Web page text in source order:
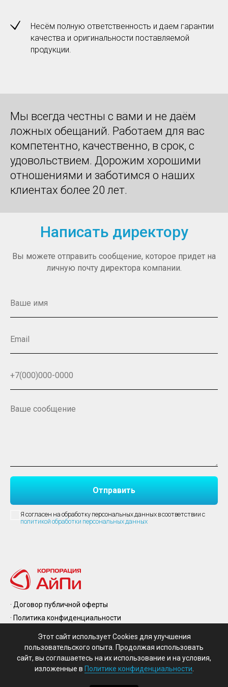
Несём полную ответственность и даем гарантии
качества и оригинальности поставляемой
продукции.
Мы всегда честны с вами и не даём
ложных обещаний. Работаем для вас
компетентно, качественно, в срок, с
удовольствием. Дорожим хорошими
отношениями и заботимся о наших
клиентах более 20 лет.
Написать директору
Вы можете отправить сообщение, которое придет на
личную почту директора компании.
Я согласен на обработку персональных данных в соответствии с
политикой обработки персональных данных
Отправить
Этот сайт использует Cookies для улучшения
пользовательского опыта. Продолжая использовать
сайт, вы соглашаетесь на их использование и на условия,
изложенные в Политике конфиденциальности
· Договор публичной оферты
· Политика конфиденциальности
· Производители
© 2025 Все права защищены